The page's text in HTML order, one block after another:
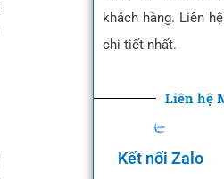
khách hàng. Liên
chi tiết nhất.
Liên hệ
Kết nối Zalo